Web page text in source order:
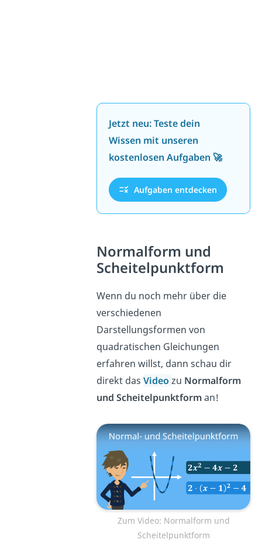
Jetzt neu: Teste dein
Wissen mit unseren
kostenlosen Aufgaben 🚀
Aufgaben entdecken
Normalform und
Scheitelpunktform
Wenn du noch mehr über die
verschiedenen
Darstellungsformen von
quadratischen Gleichungen
erfahren willst, dann schau dir
direkt dasVideo zu Normalform
und Scheitelpunktforman!
Zum Video: Normalform und
Scheitelpunktform